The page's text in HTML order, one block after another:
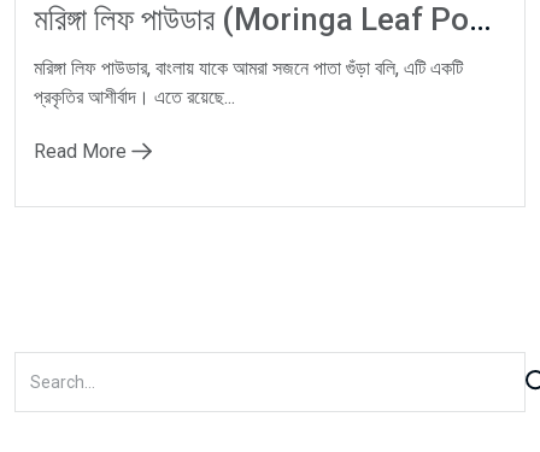
মরিঙ্গা লিফ পাউডার (Moringa Leaf Powder): Sajne Pata Gura দিয়ে Natural Nutrition, Immunity Boost ও Hair Care
মরিঙ্গা লিফ পাউডার, বাংলায় যাকে আমরা সজনে পাতা গুঁড়া বলি, এটি একটি
প্রকৃতির আশীর্বাদ। এতে রয়েছে...
Read More